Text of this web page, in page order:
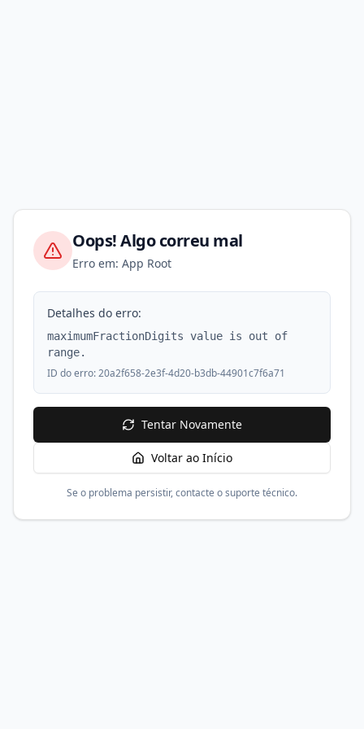
Oops! Algo correu mal
Erro em: App Root
Detalhes do erro:
maximumFractionDigits value is out of
range.
ID do erro:20a2f658-2e3f-4d20-b3db-44901c7f6a71
Tentar Novamente
Voltar ao Início
Se o problema persistir, contacte o suporte técnico.